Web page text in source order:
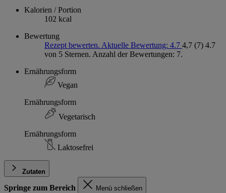
Kalorien / Portion
102 kcal
Bewertung
Rezept bewerten. Aktuelle Bewertung: 4.7 4,7 (7) 4.7
von 5 Sternen. Anzahl der Bewertungen: 7.
Ernährungsform
Vegan
Ernährungsform
Vegetarisch
Ernährungsform
Laktosefrei
Zutaten
Springe zum Bereich Menü schließen